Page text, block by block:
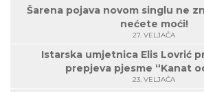
Šarena pojava novom singlu ne
nećete moći!
27. VELJAČA
Istarska umjetnica Elis Lovrić
prepjeva pjesme “Kanat
23. VELJAČA